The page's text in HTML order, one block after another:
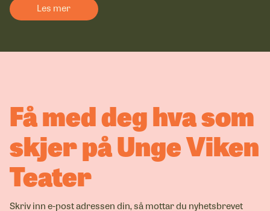
Les mer
Få med deg hva som
skjer på Unge Viken
Teater
Skriv inn e-post adressen din, så mottar du nyhetsbrevet